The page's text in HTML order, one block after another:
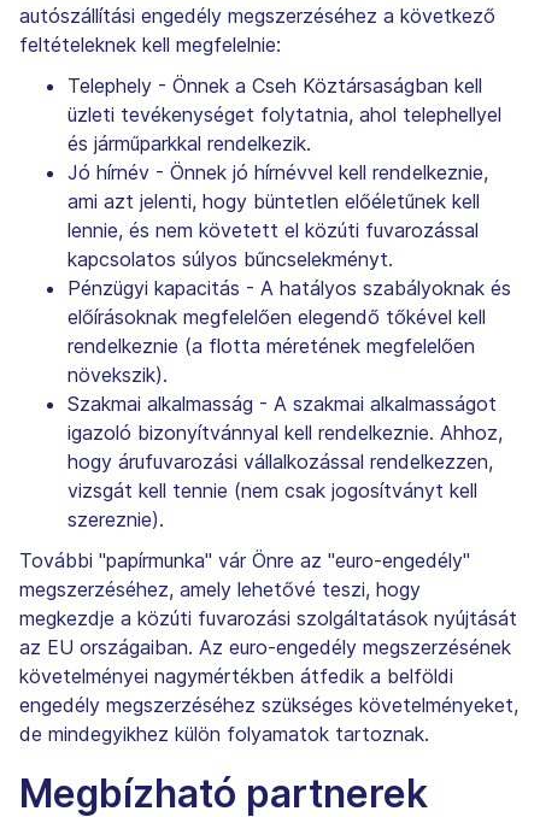
autószállítási engedély megszerzéséhez a következő
feltételeknek kell megfelelnie:
Telephely - Önnek a Cseh Köztársaságban kell
üzleti tevékenységet folytatnia, ahol telephellyel
és járműparkkal rendelkezik.
Jó hírnév - Önnek jó hírnévvel kell rendelkeznie,
ami azt jelenti, hogy büntetlen előéletűnek kell
lennie, és nem követett el közúti fuvarozással
kapcsolatos súlyos bűncselekményt.
Pénzügyi kapacitás - A hatályos szabályoknak és
előírásoknak megfelelően elegendő tőkével kell
rendelkeznie (a flotta méretének megfelelően
növekszik).
Szakmai alkalmasság - A szakmai alkalmasságot
igazoló bizonyítvánnyal kell rendelkeznie. Ahhoz,
hogy árufuvarozási vállalkozással rendelkezzen,
vizsgát kell tennie (nem csak jogosítványt kell
szereznie).
További "papírmunka" vár Önre az "euro-engedély"
megszerzéséhez, amely lehetővé teszi, hogy
megkezdje a közúti fuvarozási szolgáltatások nyújtását
az EU országaiban. Az euro-engedély megszerzésének
követelményei nagymértékben átfedik a belföldi
engedély megszerzéséhez szükséges követelményeket,
de mindegyikhez külön folyamatok tartoznak.
Megbízható partnerek